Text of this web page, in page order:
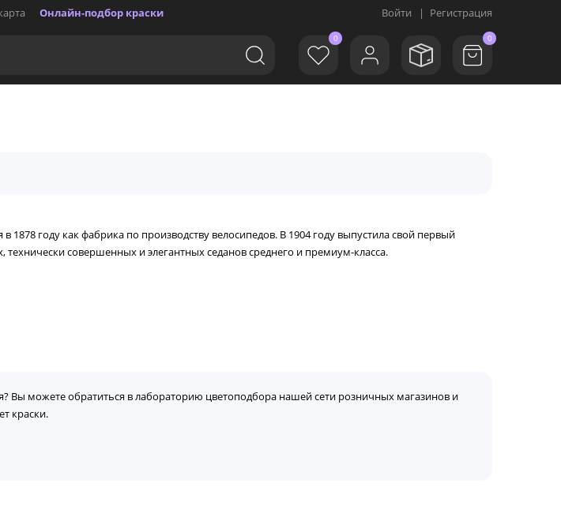
Онлайн-подбор краски Войти | Регистрация
0 0
году как фабрика по производству велосипедов. В 1904 году выпустила свой первый
совершенных и элегантных седанов среднего и премиум-класса.
Вы можете обратиться в лабораторию цветоподбора нашей сети розничных магазинов и
краски.